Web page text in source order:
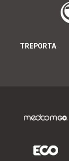
TREPORTA